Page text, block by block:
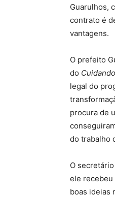
Guarulhos,
contrato é
vantagens.
O prefeito
do Cuidando
legal do
procura de
do trabalho
O
ele recebeu
boas ideias